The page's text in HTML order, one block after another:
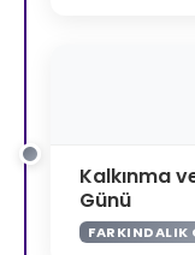
Kalkınma
Günü
FARKINDALIK